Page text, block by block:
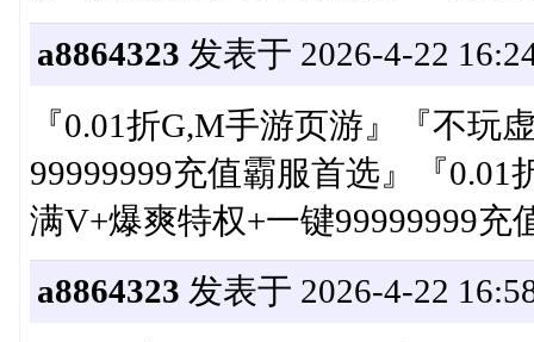
a8864323 发表于 2026-4-22
『0.01折G,M手游页游』『不玩
99999999充值霸服首选』『
满V+爆爽特权+一键99999999充
a8864323 发表于 2026-4-22